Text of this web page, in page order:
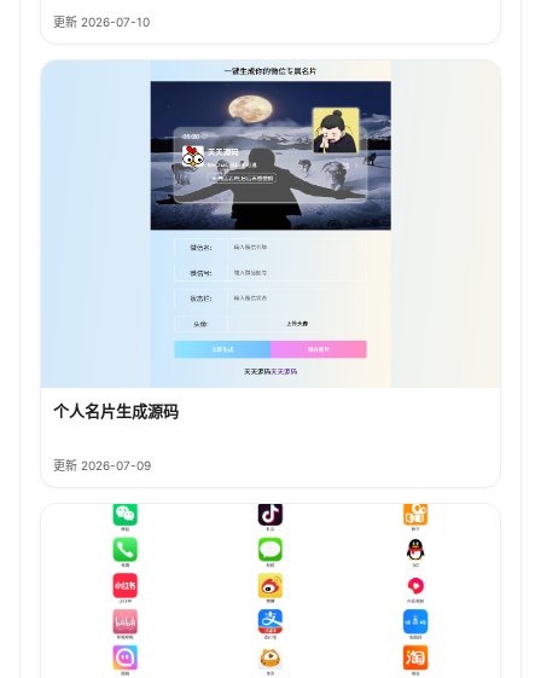
更新 2026-07-10
个人名片生成源码
更新 2026-07-09